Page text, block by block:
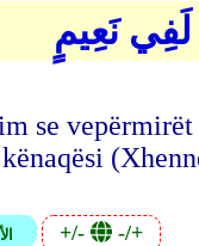
لَفِي نَعِيمٍ
se vepërmirët
+/- -/+